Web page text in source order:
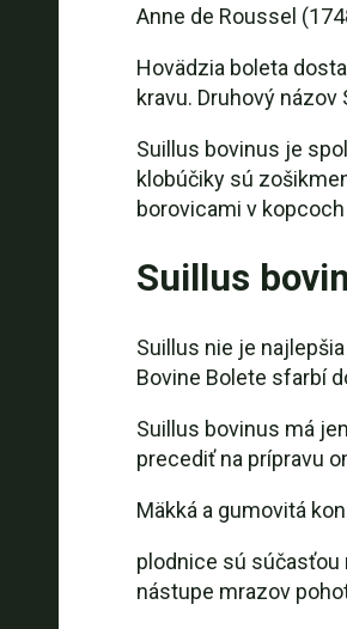
Anne de Roussel
Hovädzia boleta
kravu. Druhový
Suillus bovinus je
klobúčiky sú
borovicami v
Suillus
Suillus nie je
Bovine Bolete sfarbí
Suillus bovinus má
precediť na prípravu
Mäkká a gumovitá
plodnice sú súčasťou
nástupe mrazov